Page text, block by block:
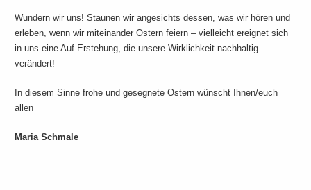
Wundern wir uns! Staunen wir angesichts dessen, was wir hören und
erleben, wenn wir miteinander Ostern feiern – vielleicht ereignet sich
in uns eine Auf-Erstehung, die unsere Wirklichkeit nachhaltig
verändert!
In diesem Sinne frohe und gesegnete Ostern wünscht Ihnen/euch
allen
Maria Schmale